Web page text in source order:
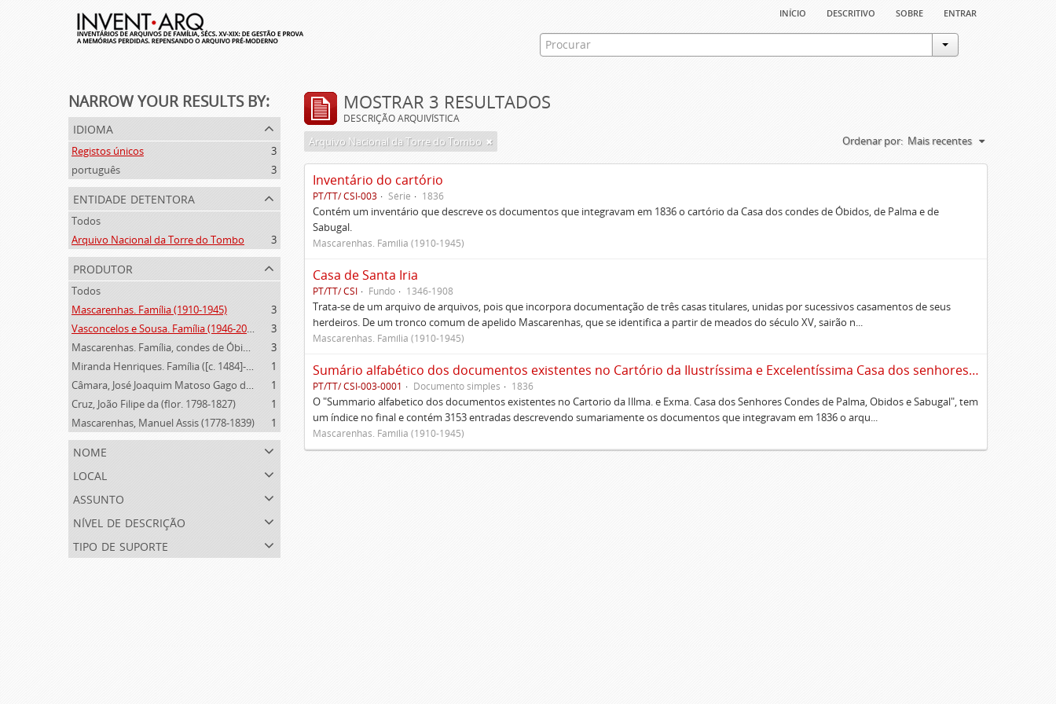
início descritivo sobre entrar
NARROW YOUR RESULTS BY:
idioma
Registos únicos
3
português
3
entidade detentora
Todos
Arquivo Nacional da Torre do Tombo
3
produtor
Todos
Mascarenhas. Família (1910-1945)
3
Vasconcelos e Sousa. Família (1946-2006)
3
Mascarenhas. Família, condes de Óbidos, Palma e Sabugal (1669-1910)
3
Miranda Henriques. Família ([c. 1484]-[c.1745])
1
Câmara, José Joaquim Matoso Gago da (1775-1864)
1
Cruz, João Filipe da (flor. 1798-1827)
1
Mascarenhas, Manuel Assis (1778-1839)
1
nome
local
assunto
nível de descrição
tipo de suporte
MOSTRAR 3 RESULTADOS
DESCRIÇÃO ARQUIVÍSTICA
Arquivo Nacional da Torre do Tombo Ordenar por: Mais recentes
Inventário do cartório
PT/TT/ CSI-003 Série 1836
Contém um inventário que descreve os documentos que integravam em 1836 o cartório da Casa dos condes de Óbidos, de Palma e de
Sabugal.
Mascarenhas. Família (1910-1945)
Casa de Santa Iria
PT/TT/ CSI Fundo 1346-1908
Trata-se de um arquivo de arquivos, pois que incorpora documentação de três casas titulares, unidas por sucessivos casamentos de seus
herdeiros. De um tronco comum de apelido Mascarenhas, que se identifica a partir de meados do século XV, sairão n...
Mascarenhas. Família (1910-1945)
Sumário alfabético dos documentos existentes no Cartório da Ilustríssima e Excelentíssima Casa dos senhores condes de Palma, Óbidos e Sabugal
PT/TT/ CSI-003-0001 Documento simples 1836
O "Summario alfabetico dos documentos existentes no Cartorio da Illma. e Exma. Casa dos Senhores Condes de Palma, Obidos e Sabugal", tem
um índice no final e contém 3153 entradas descrevendo sumariamente os documentos que integravam em 1836 o arqu...
Mascarenhas. Família (1910-1945)